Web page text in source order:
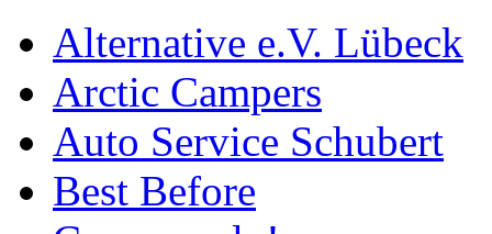
Alternative e.V. Lübeck
Arctic Campers
Auto Service Schubert
Best Before